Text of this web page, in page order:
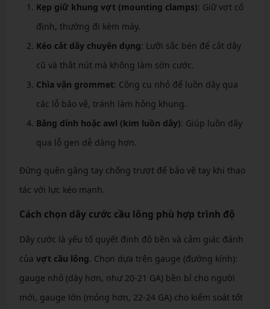
Kẹp giữ khung vợt (mounting clamps): Giữ vợt cố
định, thường đi kèm máy.
Kéo cắt dây chuyên dụng: Lưỡi sắc bén để cắt dây
cũ và thắt nút mà không làm sờn cước.
Chìa vặn grommet: Công cụ nhỏ để luồn dây qua
các lỗ bảo vệ, tránh làm hỏng khung.
Băng dính hoặc awl (kim luồn dây): Giúp luồn dây
qua lỗ gen dễ dàng hơn.
Đừng quên găng tay chống trượt để bảo vệ tay khi thao
tác với lực kéo mạnh.
Cách chọn dây cước cầu lông phù hợp trình độ
Dây cước là yếu tố quyết định độ bền và cảm giác đánh
của vợt cầu lông. Chọn dựa trên gauge (đường kính):
gauge nhỏ (dày hơn, như 20-21 GA) bền bỉ cho người
mới, gauge lớn (mỏng hơn, 22-24 GA) cho kiểm soát tốt